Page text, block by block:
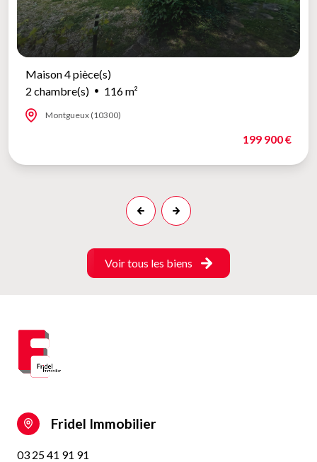
Maison 4 pièce(s)
2 chambre(s)
116 m²
Montgueux (10300)
199 900 €
Voir tous les biens
Fridel Immobilier
03 25 41 91 91